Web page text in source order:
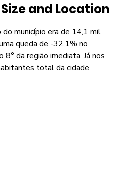
Size and Location
município era de 14,1 mil
queda de -32,1% no
da região imediata. Já nos
total da cidade